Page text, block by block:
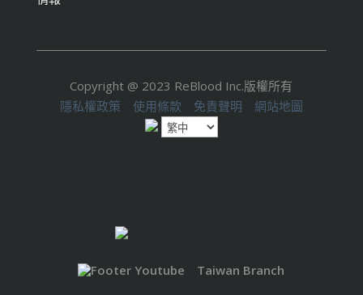
Copyright @ 2023 ReBlood Inc.版權所有
隱私權政策
使用條款 免責聲明 網站地圖
Taiwan Branch